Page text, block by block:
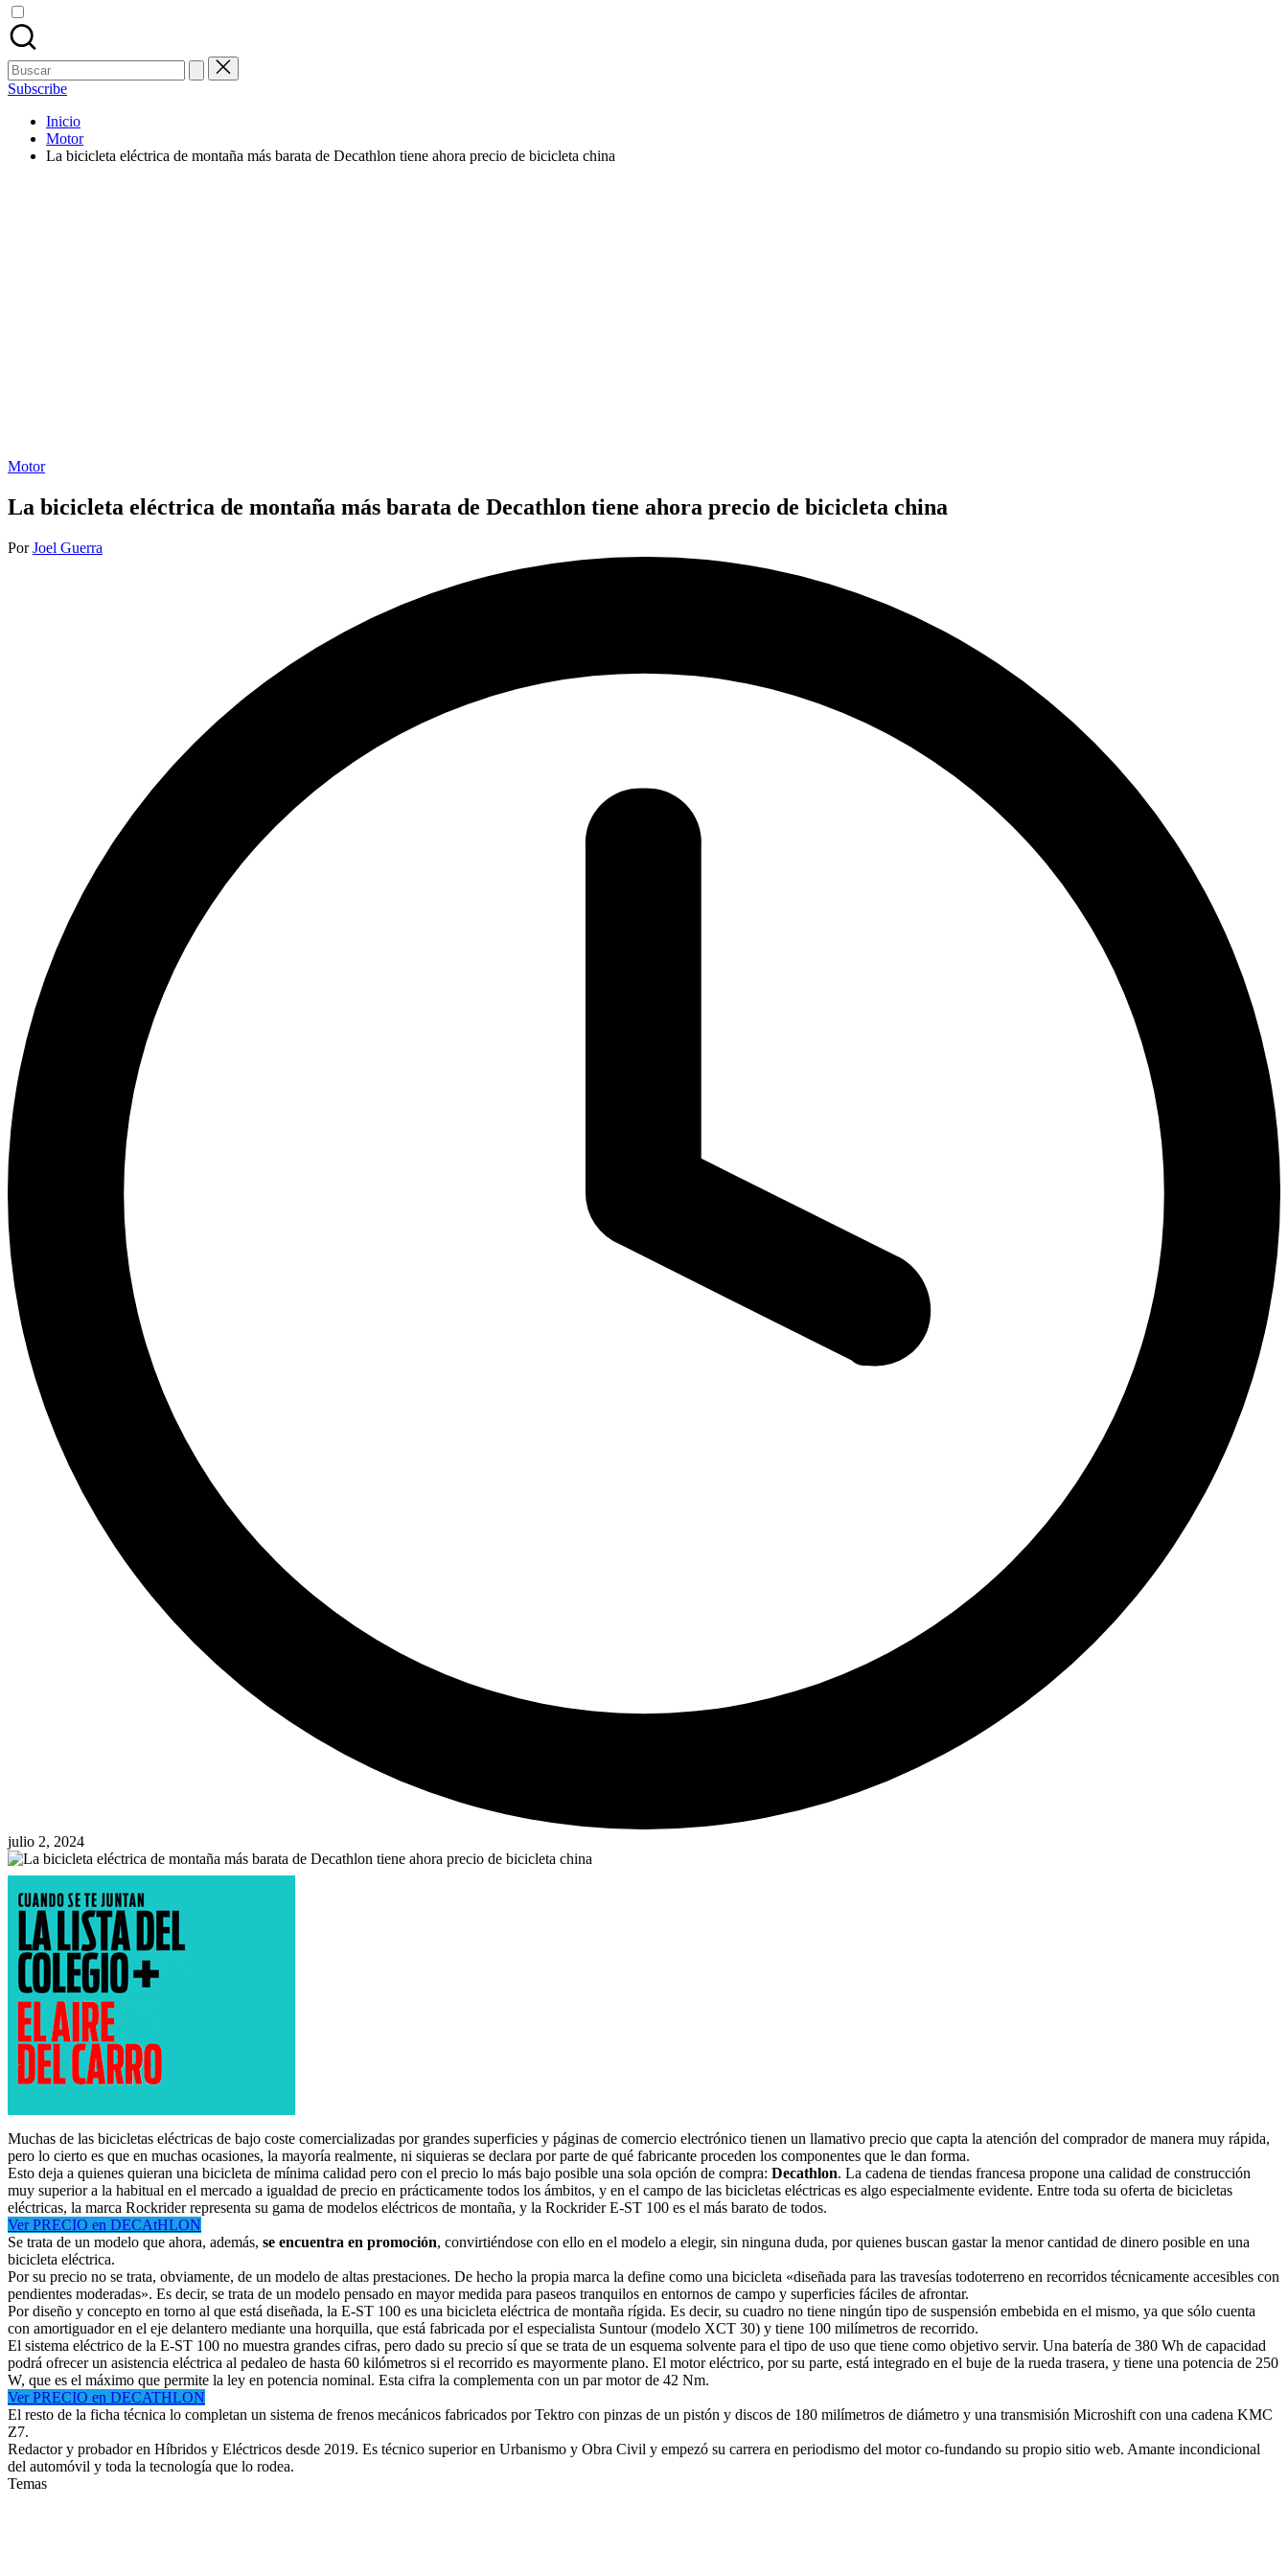
Buscar:
Subscribe
Inicio
Motor
La bicicleta eléctrica de montaña más barata de Decathlon tiene ahora precio de bicicleta china
Publicada
Motor
La bicicleta eléctrica de montaña más barata de Decathlon tiene ahora precio de bicicleta china
Publicado
PorJoel Guerra
julio 2, 2024
Muchas de las bicicletas eléctricas de bajo coste comercializadas por grandes superficies y páginas de comercio electrónico tienen un llamativo precio que capta la atención del comprador de manera muy rápida,
pero lo cierto es que en muchas ocasiones, la mayoría realmente, ni siquieras se declara por parte de qué fabricante proceden los componentes que le dan forma.
Esto deja a quienes quieran una bicicleta de mínima calidad pero con el precio lo más bajo posible una sola opción de compra: Decathlon. La cadena de tiendas francesa propone una calidad de construcción
muy superior a la habitual en el mercado a igualdad de precio en prácticamente todos los ámbitos, y en el campo de las bicicletas eléctricas es algo especialmente evidente. Entre toda su oferta de bicicletas
eléctricas, la marca Rockrider representa su gama de modelos eléctricos de montaña, y la Rockrider E-ST 100 es el más barato de todos.
Ver PRECIO en DECAtHLON
Se trata de un modelo que ahora, además, se encuentra en promoción, convirtiéndose con ello en el modelo a elegir, sin ninguna duda, por quienes buscan gastar la menor cantidad de dinero posible en una
bicicleta eléctrica.
Por su precio no se trata, obviamente, de un modelo de altas prestaciones. De hecho la propia marca la define como una bicicleta «diseñada para las travesías todoterreno en recorridos técnicamente accesibles con
pendientes moderadas». Es decir, se trata de un modelo pensado en mayor medida para paseos tranquilos en entornos de campo y superficies fáciles de afrontar.
Por diseño y concepto en torno al que está diseñada, la E-ST 100 es una bicicleta eléctrica de montaña rígida. Es decir, su cuadro no tiene ningún tipo de suspensión embebida en el mismo, ya que sólo cuenta
con amortiguador en el eje delantero mediante una horquilla, que está fabricada por el especialista Suntour (modelo XCT 30) y tiene 100 milímetros de recorrido.
El sistema eléctrico de la E-ST 100 no muestra grandes cifras, pero dado su precio sí que se trata de un esquema solvente para el tipo de uso que tiene como objetivo servir. Una batería de 380 Wh de capacidad
podrá ofrecer un asistencia eléctrica al pedaleo de hasta 60 kilómetros si el recorrido es mayormente plano. El motor eléctrico, por su parte, está integrado en el buje de la rueda trasera, y tiene una potencia de 250
W, que es el máximo que permite la ley en potencia nominal. Esta cifra la complementa con un par motor de 42 Nm.
Ver PRECIO en DECATHLON
El resto de la ficha técnica lo completan un sistema de frenos mecánicos fabricados por Tektro con pinzas de un pistón y discos de 180 milímetros de diámetro y una transmisión Microshift con una cadena KMC
Z7.
Redactor y probador en Híbridos y Eléctricos desde 2019. Es técnico superior en Urbanismo y Obra Civil y empezó su carrera en periodismo del motor co-fundando su propio sitio web. Amante incondicional
del automóvil y toda la tecnología que lo rodea.
Temas